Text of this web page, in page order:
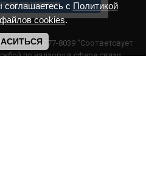
ИА № ФС77-8039 "Соответсвует
по надзору в сфере связи,
соглашаетесь с Политикой
cookies.